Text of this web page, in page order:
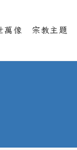
萬像 宗教主題